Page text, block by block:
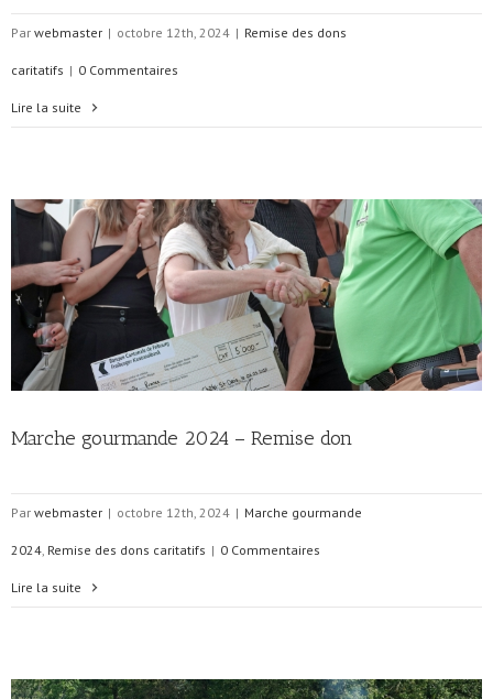
Par webmaster | octobre 12th, 2024 | Remise des dons
caritatifs | 0 Commentaires
Lire la suite
Marche gourmande 2024 – Remise don
Par webmaster | octobre 12th, 2024 | Marche gourmande
2024, Remise des dons caritatifs | 0 Commentaires
Lire la suite